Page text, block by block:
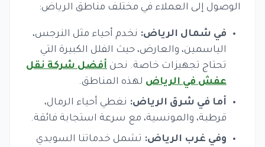
الوصول إلى العملاء في مختلف مناطق الرياض:
في شمال الرياض: نخدم أحياء مثل النرجس،
الياسمين، والعارض، حيث الفلل الكبيرة التي
تحتاج تجهيزات خاصة. نحن أفضل شركة نقل
عفش في الرياض لهذه المناطق.
أما في شرق الرياض: نغطي أحياء الرمال،
قرطبة، والمونسية، مع سرعة استجابة فائقة.
وفي غرب الرياض: تشمل خدماتنا السويدي